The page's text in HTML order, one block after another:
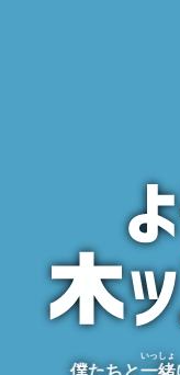
僕たちと一緒
いっしょ